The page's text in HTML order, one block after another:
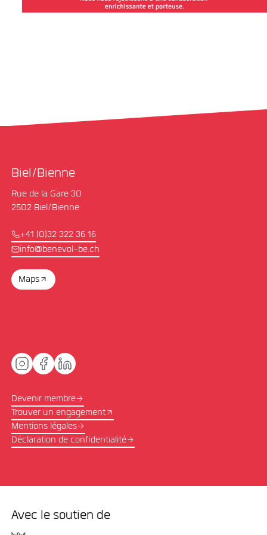
Biel/Bienne
Rue de la Gare 30
2502 Biel/Bienne
+41 (0)32 322 36 16
info@benevol-be.ch
Maps
Devenir membre
Trouver un engagement
Mentions légales
Déclaration de confidentialité
Avec le soutien de